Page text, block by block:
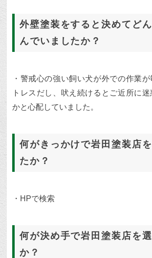
外壁塗装をすると決めてど
んでいましたか？
・警戒心の強い飼い犬が外での作業
トレスだし、吠え続けるとご近所に
かと心配していました。
何がきっかけで岩田塗装店
たか？
・HPで検索
何が決め手で岩田塗装店を
か？